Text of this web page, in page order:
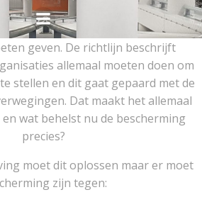
Ga
naar
de
inhoud
zou klokkenluiders meer
geven. De richtlijn beschrijft
allemaal moeten doen om
stellen en dit gaat gepaard met de
Dat maakt het allemaal
wat behelst nu de bescherming
precies?
moet dit oplossen maar er moet
zijn tegen: